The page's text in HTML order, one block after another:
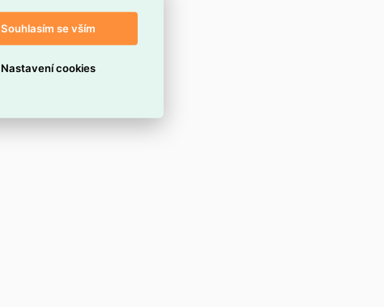
Souhlasím se vším
Nastavení cookies